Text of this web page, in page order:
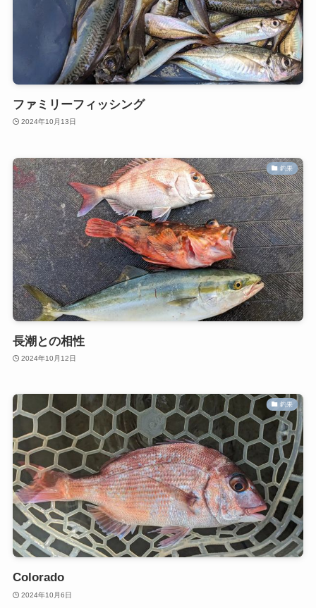
ファミリーフィッシング
2024年10月13日
釣果
長潮との相性
2024年10月12日
釣果
Colorado
2024年10月6日